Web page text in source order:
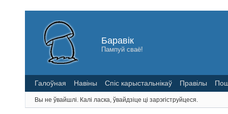
Баравік
Пампуй сваё!
Галоўная Навіны Спіс карыстальнікаў Правілы
Вы не ўвайшлі. Калі ласка, ўвайдзіце ці зарэгіструйцеся.